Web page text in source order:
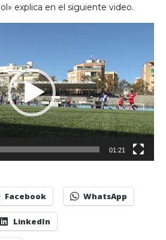
explica en el siguiente video.
01:21
Facebook WhatsApp
LinkedIn